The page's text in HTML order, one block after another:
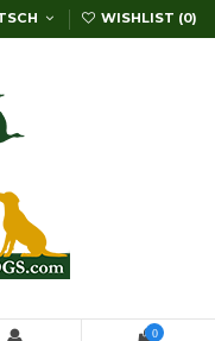
WISHLIST (0)
0